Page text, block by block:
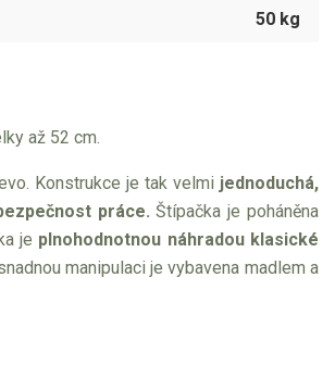
50 kg
až 52 cm.
Konstrukce je tak velmi jednoduchá,
práce. Štípačka je poháněna
je plnohodnotnou náhradou klasické
manipulaci je vybavena madlem a